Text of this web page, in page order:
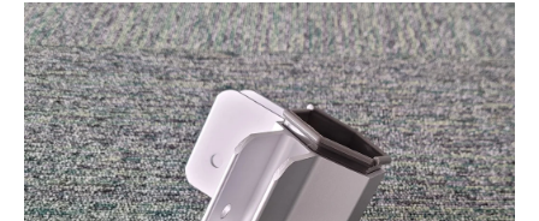
produktu
je
0,0
z
5
hviezdičiek.